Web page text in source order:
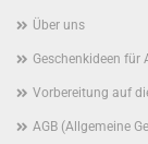
Über uns
Geschenkideen für
Vorbereitung auf
AGB (Allgemeine